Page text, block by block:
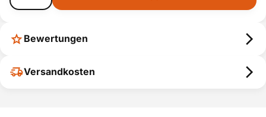
Bewertungen
Versandkosten